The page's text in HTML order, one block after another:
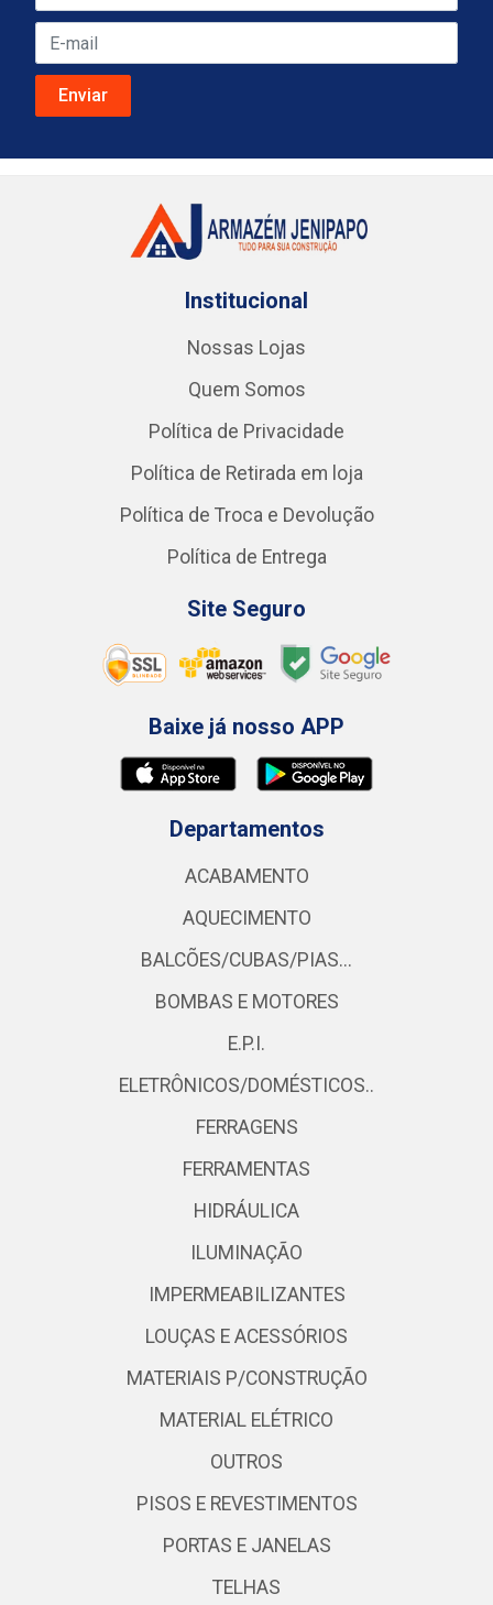
Institucional
Nossas Lojas
Quem Somos
Política de Privacidade
Política de Retirada em loja
Política de Troca e Devolução
Política de Entrega
Site Seguro
Baixe já nosso APP
Departamentos
ACABAMENTO
AQUECIMENTO
BALCÕES/CUBAS/PIAS...
BOMBAS E MOTORES
E.P.I.
ELETRÔNICOS/DOMÉSTICOS..
FERRAGENS
FERRAMENTAS
HIDRÁULICA
ILUMINAÇÃO
IMPERMEABILIZANTES
LOUÇAS E ACESSÓRIOS
MATERIAIS P/CONSTRUÇÃO
MATERIAL ELÉTRICO
OUTROS
PISOS E REVESTIMENTOS
PORTAS E JANELAS
TELHAS